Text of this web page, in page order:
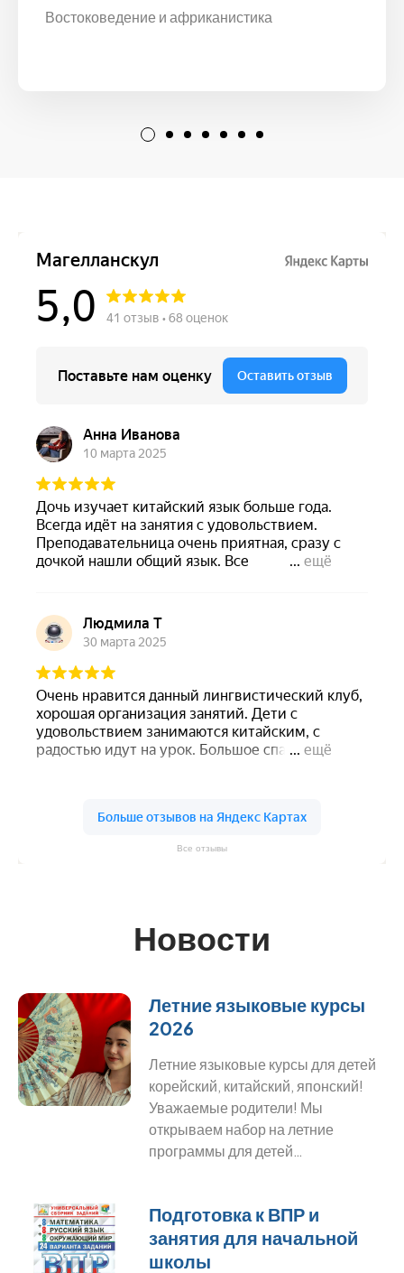
Востоковедение и африканистика
Все отзывы
Новости
Летние языковые курсы
2026
Летние языковые курсы для детей
корейский, китайский, японский!
Уважаемые родители! Мы
открываем набор на летние
программы для детей…
Подготовка к ВПР и
занятия для начальной
школы